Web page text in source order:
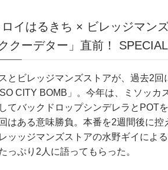
イはるきち × ビレッジマン
クーデター」直前！
とビレッジマンズストアが、過去2
CITY BOMB」。今年は、ミソッ
てバックドロップシンデレラとPOT
はある意味勝負。本番を2週間後に
ッッジマンズストアの水野ギイによ
っぷり2人に語ってもらった。